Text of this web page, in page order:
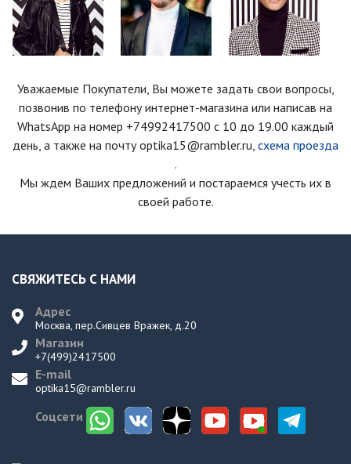
Уважаемые Покупатели, Вы можете задать свои вопросы,
позвонив по телефону интернет-магазина или написав на
WhatsApp на номер +74992417500 с 10 до 19.00 каждый
день, а также на почту optika15@rambler.ru, схема проезда
.
Мы ждем Ваших предложений и постараемся учесть их в
своей работе.
СВЯЖИТЕСЬ С НАМИ
Адрес
Москва, пер.Сивцев Вражек, д.20
Магазин
+7(499)2417500
E-mail
optika15@rambler.ru
Соцсети